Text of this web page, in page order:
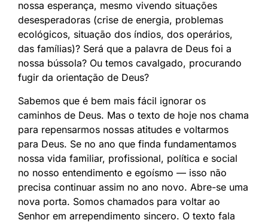
nossa esperança, mesmo vivendo situações
desesperadoras (crise de energia, problemas
ecológicos, situação dos índios, dos operários,
das famílias)? Será que a palavra de Deus foi a
nossa bússola? Ou temos cavalgado, procurando
fugir da orientação de Deus?
Sabemos que é bem mais fácil ignorar os
caminhos de Deus. Mas o texto de hoje nos chama
para repensarmos nossas atitudes e voltarmos
para Deus. Se no ano que finda fundamentamos
nossa vida familiar, profissional, política e social
no nosso entendimento e egoísmo — isso não
precisa continuar assim no ano novo. Abre-se uma
nova porta. Somos chamados para voltar ao
Senhor em arrependimento sincero. O texto fala